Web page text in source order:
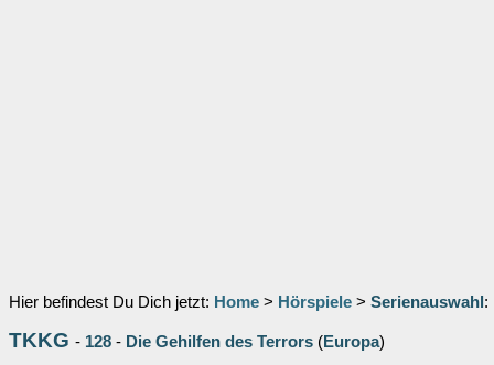
Hier befindest Du Dich jetzt: Home > Hörspiele > Serienauswahl :
TKKG - 128 - Die Gehilfen des Terrors (Europa)